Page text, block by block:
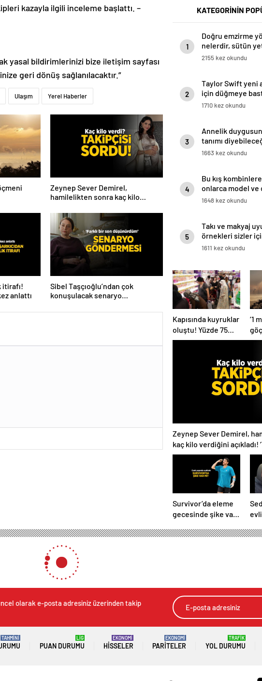
kazayla ilgili inceleme başlattı. –
yasal bildirimlerinizi bize iletişim sayfası
geri dönüş sağlanılacaktır.”
Ulaşım Yerel Haberler
Zeynep Sever Demirel,
hamilelikten sonra kaç kilo
bakacağız artık’
itirafı!
anlattı
Sibel Taşçıoğlu’ndan çok
konuşulacak senaryo
düşünürdüm’
KATEGORİNİN
1
Doğru emzirme
nelerdir, sütün
anlaşılır?
2155 kez okundu
2
Taylor Swift yeni
için düğmeye
medyadan
1710 kez okundu
3
Annelik
tanımı
1663 kez okundu
4
Bu kış
onlarca model ve
1648 kez okundu
5
Takı ve makyaj
örnekleri sizler
1611 kez okundu
Kapısında kuyruklar
oluştu! Yüzde 75
indirim yapıldı, tüm
‘1
Zeynep Sever Demirel,
kaç kilo verdiğini açıkladı!
bakacağız artık’
Survivor’da eleme
gecesinde şike var
düelloda Volkan’la
Yaşlı Adam Ölü Bulundu
Yaşlı Adam Ölü Bulundu